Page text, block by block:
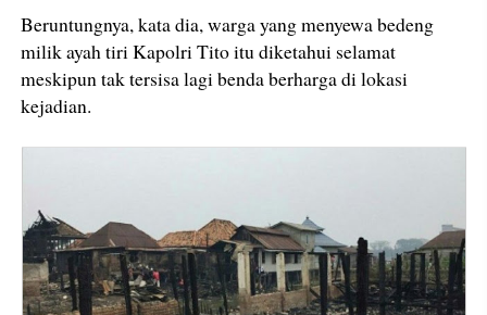
Beruntungnya, kata dia, warga yang menyewa bedeng
milik ayah tiri Kapolri Tito itu diketahui selamat
meskipun tak tersisa lagi benda berharga di lokasi
kejadian.